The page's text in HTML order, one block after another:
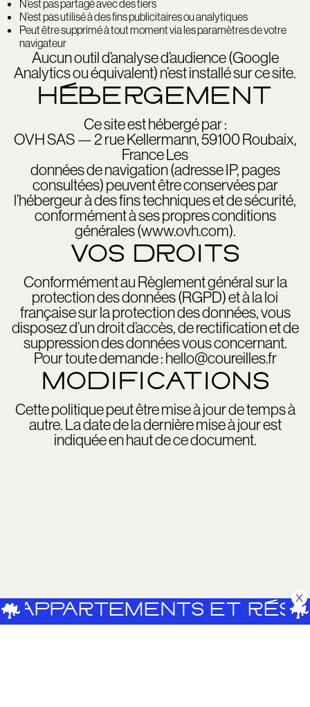
N’est pas partagé avec des tiers
N’est pas utilisé à des fins publicitaires ou analytiques
Peut être supprimé à tout moment via les paramètres de votre
navigateur
Aucun outil d’analyse d’audience (Google
Analytics ou équivalent) n’est installé sur ce site.
HÉBERGEMENT
Ce site est hébergé par :
OVH SAS — 2 rue Kellermann, 59100 Roubaix,
France Les
données de navigation (adresse IP, pages
consultées) peuvent être conservées par
l’hébergeur à des fins techniques et de sécurité,
conformément à ses propres conditions
générales (www.ovh.com).
VOS DROITS
Conformément au Règlement général sur la
protection des données (RGPD) et à la loi
française sur la protection des données, vous
disposez d’un droit d’accès, de rectification et de
suppression des données vous concernant.
Pour toute demande : hello@coureilles.fr
MODIFICATIONS
Cette politique peut être mise à jour de temps à
autre. La date de la dernière mise à jour est
indiquée en haut de ce document.
APPARTEMENTS ET